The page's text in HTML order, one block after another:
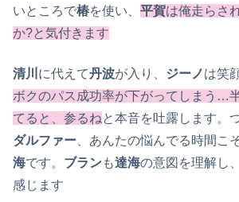
いところで椿を使い、 平賀は俺走らさ
か?と気付きます
清川 に代えて丹波が入り、 ジーノは笑
ボクのパス成功率が下がってしまう…
てると、参るねと本音を吐露します。
ダルファー 、あんたの悩んでる時間こ
海です。 ブランも達海の意図を理解し、
感じます